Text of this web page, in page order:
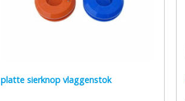
platte sierknop vlaggenstok